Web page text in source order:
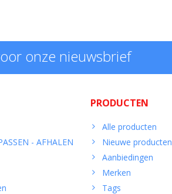
onze nieuwsbrief
- AFHALEN
PRODUCTEN
Alle producten
Nieuwe producten
Aanbiedingen
Merken
Tags